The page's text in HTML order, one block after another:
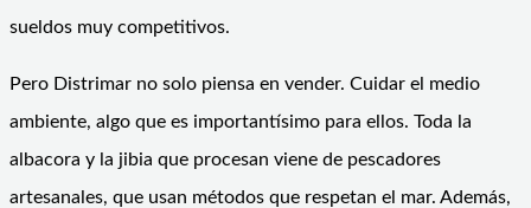
sueldos muy competitivos.
Pero Distrimar no solo piensa en vender. Cuidar el medio
ambiente, algo que es importantísimo para ellos. Toda la
albacora y la jibia que procesan viene de pescadores
artesanales, que usan métodos que respetan el mar. Además,